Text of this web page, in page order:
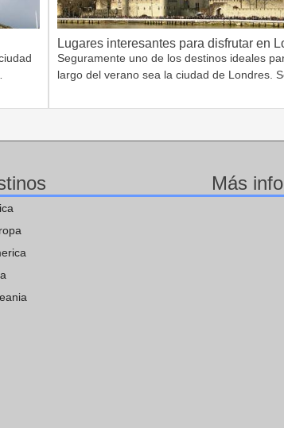
Lugares interesantes para disfrutar en
Seguramente uno de los destinos ideales
largo del verano sea la ciudad de Londres.
Más